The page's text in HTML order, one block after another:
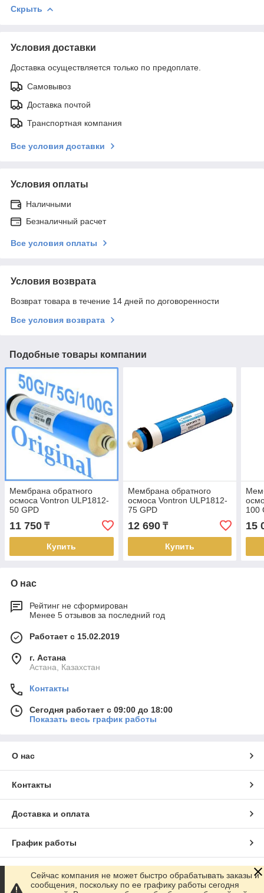
Скрыть
Условия доставки
Доставка осуществляется только по предоплате.
Самовывоз
Доставка почтой
Транспортная компания
Все условия доставки
Условия оплаты
Наличными
Безналичный расчет
Все условия оплаты
Условия возврата
Возврат товара в течение 14 дней по договоренности
Все условия возврата
Подобные товары компании
Мембрана обратного
осмоса Vontron ULP1812-
50 GPD
11 750 ₸
Купить
Мембрана обратного
осмоса Vontron ULP1812-
75 GPD
12 690₸
Купить
100
15
О нас
Рейтинг не сформирован
Менее 5 отзывов за последний год
Работает с 15.02.2019
г. Астана
Астана, Казахстан
Контакты
Сегодня работает с 09:00 до 18:00
Показать весь график работы
О нас
Контакты
Доставка и оплата
График работы
Полная версия сайта
Сейчас компания не может быстро обрабатывать заказы и
сообщения, поскольку по ее графику работы сегодня